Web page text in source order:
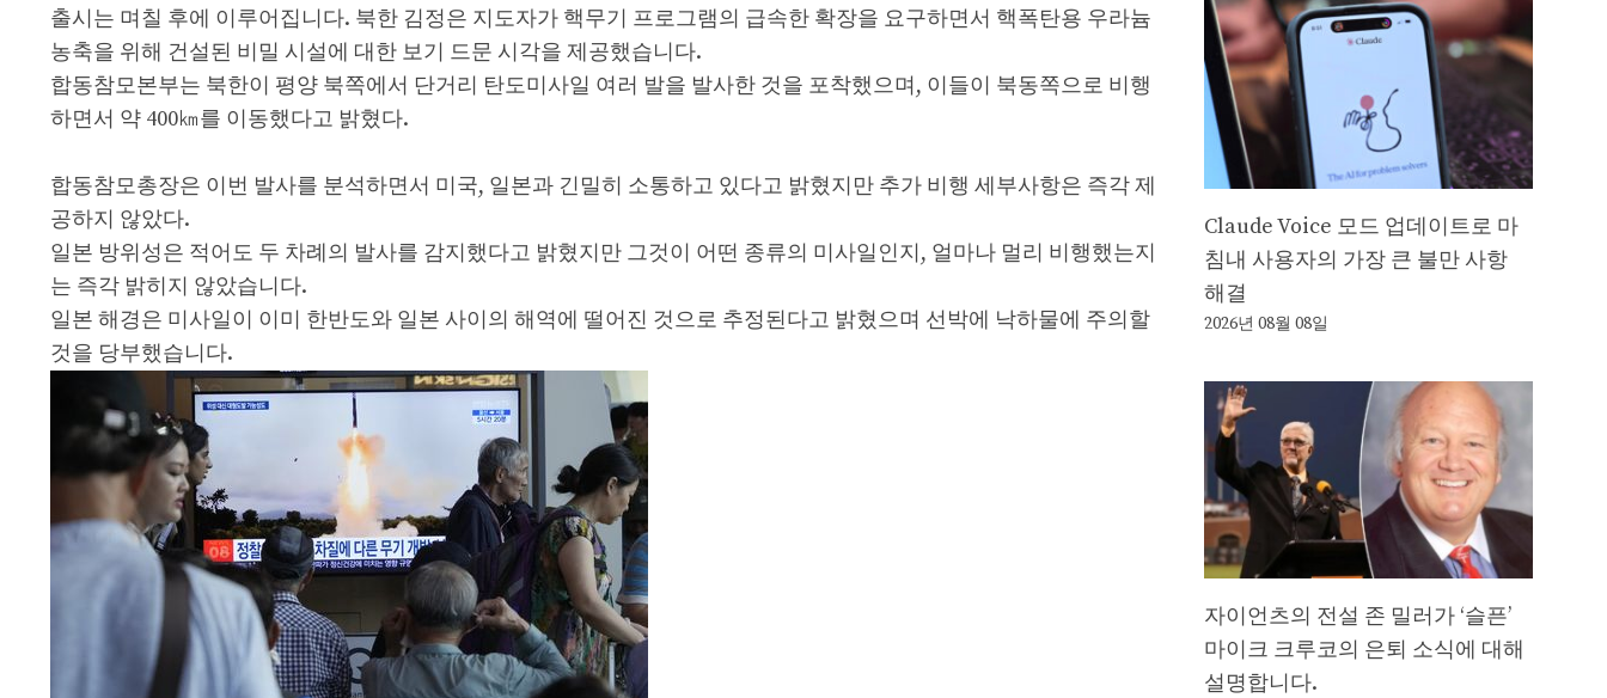
출시는 며칠 후에 이루어집니다. 북한 김정은 지도자가 핵무기 프로그램의 급속한 확장을 요구하면서 핵폭탄용 우라늄
농축을 위해 건설된 비밀 시설에 대한 보기 드문 시각을 제공했습니다.
합동참모본부는 북한이 평양 북쪽에서 단거리 탄도미사일 여러 발을 발사한 것을 포착했으며, 이들이 북동쪽으로 비행
하면서 약 400㎞를 이동했다고 밝혔다.
합동참모총장은 이번 발사를 분석하면서 미국, 일본과 긴밀히 소통하고 있다고 밝혔지만 추가 비행 세부사항은 즉각 제
공하지 않았다.
일본 방위성은 적어도 두 차례의 발사를 감지했다고 밝혔지만 그것이 어떤 종류의 미사일인지, 얼마나 멀리 비행했는지
는 즉각 밝히지 않았습니다.
일본 해경은 미사일이 이미 한반도와 일본 사이의 해역에 떨어진 것으로 추정된다고 밝혔으며 선박에 낙하물에 주의할
것을 당부했습니다.
Claude Voice 모드 업데이트로 마
침내 사용자의 가장 큰 불만 사항
해결
2026년 08월 08일
자이언츠의 전설 존 밀러가 ‘슬픈’
마이크 크루코의 은퇴 소식에 대해
설명합니다.